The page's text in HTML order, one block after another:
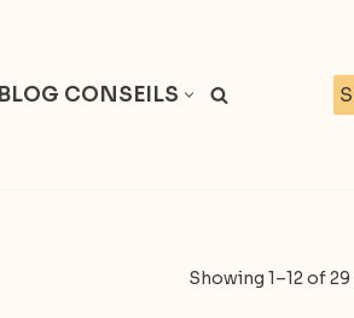
BLOG CONSEILS
Showing 1–12 of